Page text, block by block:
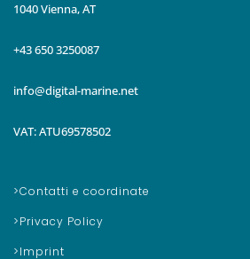
1040 Vienna, AT
+43 650 3250087
info@digital-marine.net
VAT: ATU69578502
Contatti e coordinate
Privacy Policy
Imprint